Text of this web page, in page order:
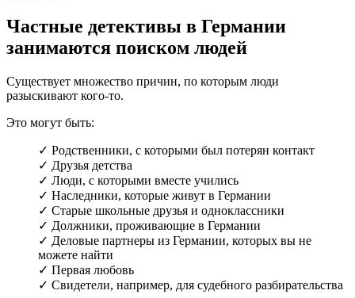
Частные детективы в Германии
занимаются поиском людей
Существует множество причин, по которым люди
разыскивают кого-то.
Это могут быть:
✓ Родственники, с которыми был потерян контакт
✓ Друзья детства
✓ Люди, с которыми вместе учились
✓ Наследники, которые живут в Германии
✓ Старые школьные друзья и одноклассники
✓ Должники, проживающие в Германии
✓ Деловые партнеры из Германии, которых вы не
можете найти
✓ Первая любовь
✓ Свидетели, например, для судебного разбирательства